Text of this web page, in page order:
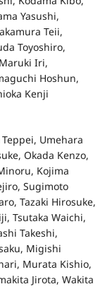
Yasushi,
Teii,
Toyoshiro,
Iri,
Hoshun,
Kenji
Umehara
Okada Kenzo,
Kojima
Sugimoto
Tazaki Hirosuke,
Tsutaka Waichi,
Takeshi,
Migishi
Murata Kishio,
Jirota, Wakita